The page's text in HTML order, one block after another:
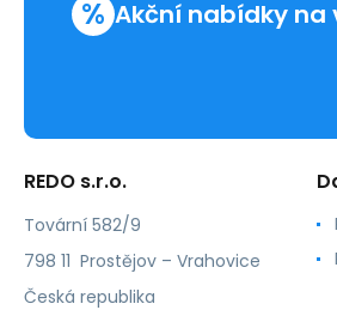
% Akční nabídky na
REDO s.r.o.
Tovární 582/9
798 11 Prostějov – Vrahovice
Česká republika